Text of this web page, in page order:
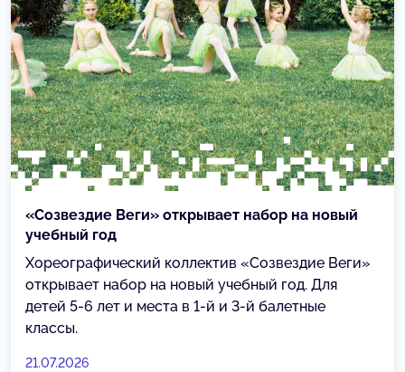
«Созвездие Веги» открывает набор на новый
учебный год
Хореографический коллектив «Созвездие Веги»
открывает набор на новый учебный год. Для
детей 5-6 лет и места в 1-й и 3-й балетные
классы.
21.07.2026